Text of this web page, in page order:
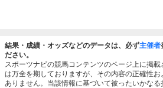
結果・成績・オッズなどのデータは、必ず主催者
ださい。
スポーツナビの競馬コンテンツのページ上に掲
は万全を期しておりますが、その内容の正確性
ありません。当該情報に基づいて被ったいかな